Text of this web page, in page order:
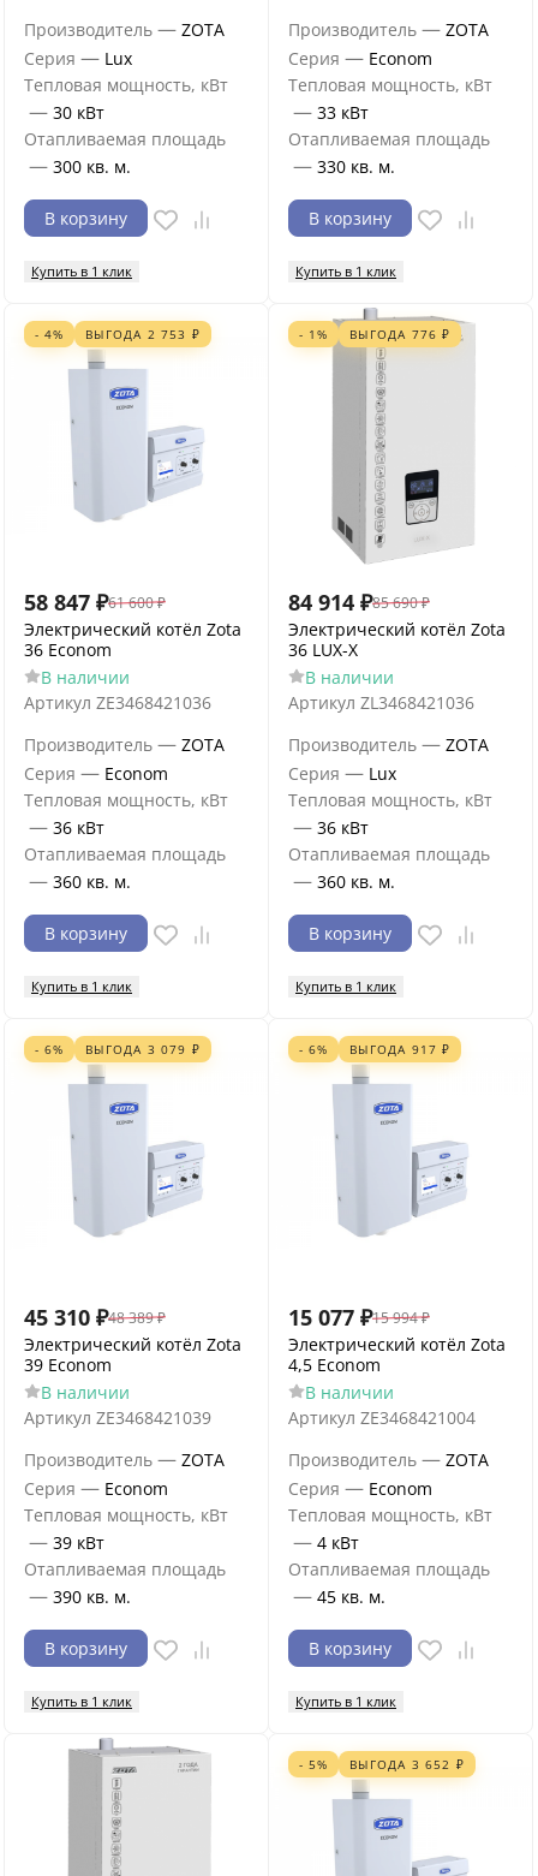
Производитель — ZOTA
Серия — Lux
Тепловая мощность, кВт
— 30 кВт
Отапливаемая площадь
— 300 кв. м.
В корзину
Купить в 1 клик
Производитель — ZOTA
Серия — Econom
Тепловая мощность, кВт
— 33 кВт
Отапливаемая площадь
— 330 кв. м.
В корзину
Купить в 1 клик
- 4% ВЫГОДА 2 753 ₽
58 847 ₽61 600 ₽
Электрический котёл Zota
36 Econom
В наличии
Артикул ZE3468421036
Производитель — ZOTA
Серия — Econom
Тепловая мощность, кВт
— 36 кВт
Отапливаемая площадь
— 360 кв. м.
В корзину
Купить в 1 клик
- 1% ВЫГОДА 776 ₽
84 914 ₽85 690 ₽
Электрический котёл Zota
36 LUX-X
В наличии
Артикул ZL3468421036
Производитель — ZOTA
Серия — Lux
Тепловая мощность, кВт
— 36 кВт
Отапливаемая площадь
— 360 кв. м.
В корзину
Купить в 1 клик
- 6% ВЫГОДА 3 079 ₽
45 310 ₽48 389 ₽
Электрический котёл Zota
39 Econom
В наличии
Артикул ZE3468421039
Производитель — ZOTA
Серия — Econom
Тепловая мощность, кВт
— 39 кВт
Отапливаемая площадь
— 390 кв. м.
В корзину
Купить в 1 клик
- 6% ВЫГОДА 917 ₽
15 077 ₽15 994 ₽
Электрический котёл Zota
4,5 Econom
В наличии
Артикул ZE3468421004
Производитель — ZOTA
Серия — Econom
Тепловая мощность, кВт
— 4 кВт
Отапливаемая площадь
— 45 кв. м.
В корзину
Купить в 1 клик
- 5% ВЫГОДА 3 652 ₽